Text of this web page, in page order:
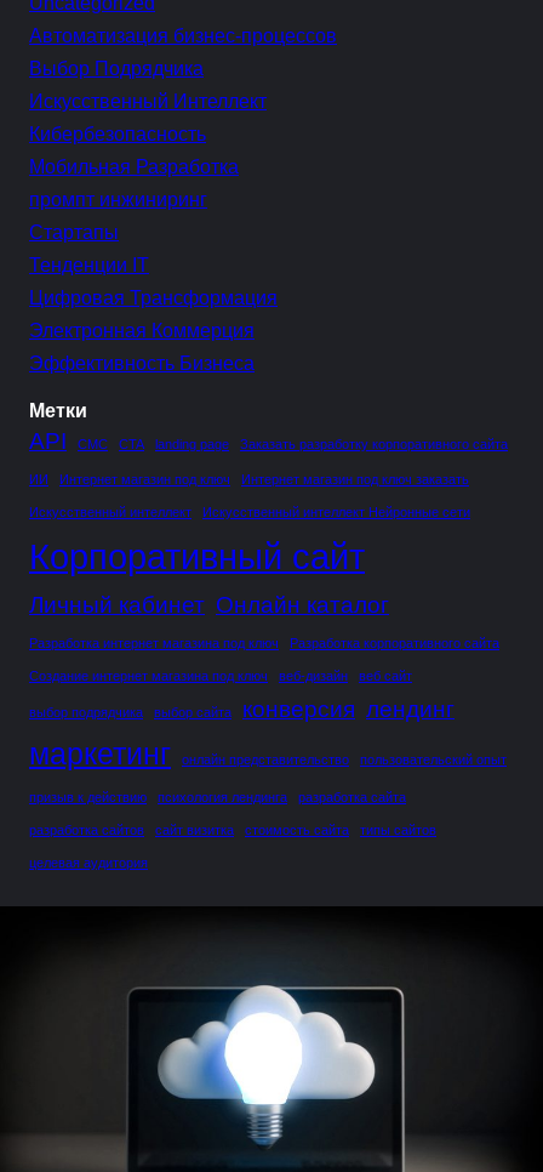
Автоматизация бизнес-процессов
Выбор Подрядчика
Искусственный Интеллект
Кибербезопасность
Мобильная Разработка
промпт инжиниринг
Стартапы
Тенденции IT
Цифровая Трансформация
Электронная Коммерция
Эффективность Бизнеса
Метки
API CMC CTA landing page Заказать разработку корпоративного сайта
ИИ Интернет магазин под ключ Интернет магазин под ключ заказать
Искусственный интеллект Искусственный интеллект Нейронные сети
Корпоративный сайт
Личный кабинет Онлайн каталог
Разработка интернет магазина под ключ Разработка корпоративного сайта
Создание интернет магазина под ключ веб-дизайн веб сайт
выбор подрядчика выбор сайта конверсия лендинг
маркетинг онлайн представительство пользовательский опыт
призыв к действию психология лендинга разработка сайта
разработка сайтов сайт визитка стоимость сайта типы сайтов
целевая аудитория